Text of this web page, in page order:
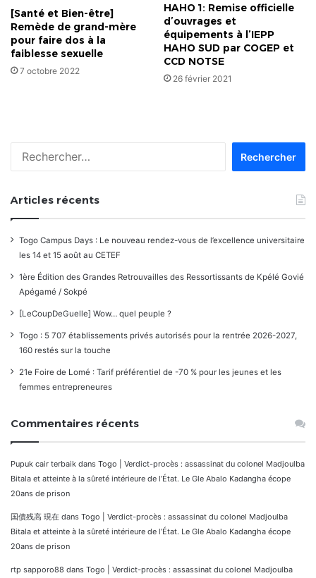
[Santé et Bien-être]
Remède de grand-mère
pour faire dos à la
faiblesse sexuelle
7 octobre 2022
HAHO 1: Remise officielle
d’ouvrages et
équipements à l’IEPP
HAHO SUD par COGEP et
CCD NOTSE
26 février 2021
Articles récents
Togo Campus Days : Le nouveau rendez-vous de l’excellence universitaire
les 14 et 15 août au CETEF
1ère Édition des Grandes Retrouvailles des Ressortissants de Kpélé Govié
Apégamé / Sokpé
[LeCoupDeGuelle] Wow… quel peuple ?
Togo : 5 707 établissements privés autorisés pour la rentrée 2026-2027,
160 restés sur la touche
21e Foire de Lomé : Tarif préférentiel de -70 % pour les jeunes et les
femmes entrepreneures
Commentaires récents
Pupuk cair terbaik dans Togo | Verdict-procès : assassinat du colonel Madjoulba
Bitala et atteinte à la sûreté intérieure de l’État. Le Gle Abalo Kadangha écope
20ans de prison
国債残高 現在 dans Togo | Verdict-procès : assassinat du colonel Madjoulba
Bitala et atteinte à la sûreté intérieure de l’État. Le Gle Abalo Kadangha écope
20ans de prison
rtp sapporo88 dans Togo | Verdict-procès : assassinat du colonel Madjoulba